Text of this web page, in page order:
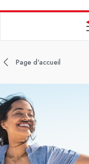
Page d'accueil